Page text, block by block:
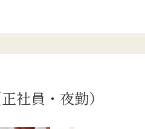
社員・夜勤）